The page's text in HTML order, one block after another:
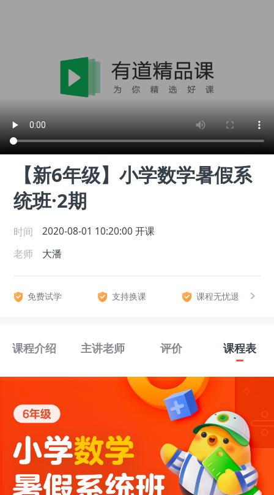
【新6年级】小学数学暑假系
统班·2期
时间 2020-08-01 10:20:00 开课
老师
大潘
免费试学 支持换课 课程无忧退
课程介绍 主讲老师 评价 课程表